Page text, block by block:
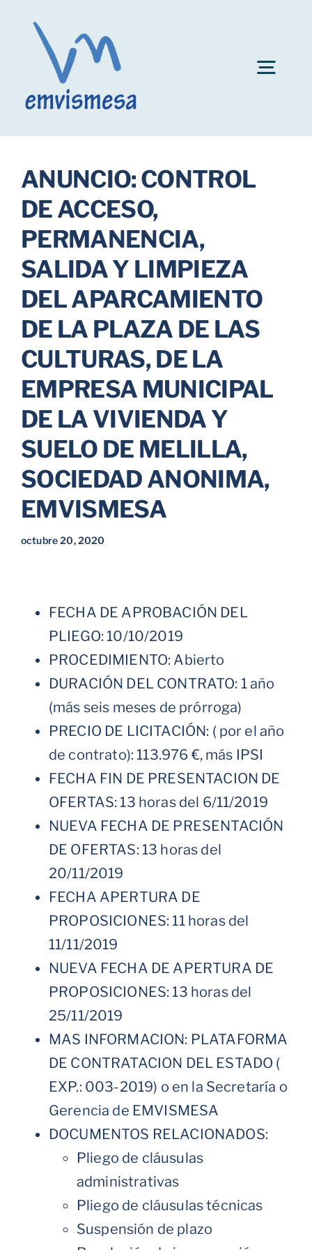
content
Ayuda al alquiler
Fianzas de inmuebles
Parkings
Promociones
ANUNCIO: CONTROL
DE ACCESO,
PERMANENCIA,
SALIDA Y LIMPIEZA
DEL APARCAMIENTO
DE LA PLAZA DE LAS
CULTURAS, DE LA
EMPRESA MUNICIPAL
DE LA VIVIENDA Y
SUELO DE MELILLA,
SOCIEDAD ANONIMA,
EMVISMESA
octubre 20, 2020
FECHA DE APROBACIÓN DEL
PLIEGO: 10/10/2019
PROCEDIMIENTO: Abierto
DURACIÓN DEL CONTRATO: 1 año
(más seis meses de prórroga)
PRECIO DE LICITACIÓN: ( por el año
de contrato): 113.976 €, más IPSI
FECHA FIN DE PRESENTACION DE
OFERTAS: 13 horas del 6/11/2019
NUEVA FECHA DE PRESENTACIÓN
DE OFERTAS: 13 horas del
20/11/2019
FECHA APERTURA DE
PROPOSICIONES: 11 horas del
11/11/2019
NUEVA FECHA DE APERTURA DE
PROPOSICIONES: 13 horas del
25/11/2019
MAS INFORMACION: PLATAFORMA
DE CONTRATACION DEL ESTADO (
EXP.: 003-2019) o en la Secretaría o
Gerencia de EMVISMESA
DOCUMENTOS RELACIONADOS:
Pliego de cláusulas
administrativas
Pliego de cláusulas técnicas
Suspensión de plazo